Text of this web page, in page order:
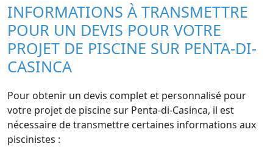
INFORMATIONS À TRANSMETTRE
POUR UN DEVIS POUR VOTRE
PROJET DE PISCINE SUR PENTA-DI-
CASINCA
Pour obtenir un devis complet et personnalisé pour
votre projet de piscine sur Penta-di-Casinca, il est
nécessaire de transmettre certaines informations aux
piscinistes :